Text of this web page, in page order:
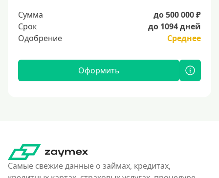
Сумма
до 500 000 ₽
Срок
до 1094 дней
Одобрение
Среднее
Оформить
Самые свежие данные о займах, кредитах,